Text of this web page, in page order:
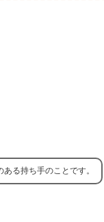
る持ち手のことです。